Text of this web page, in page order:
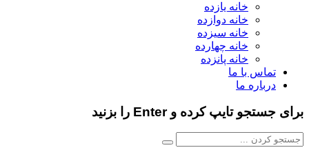
خانه یازده
خانه دوازده
خانه سیزده
خانه چهارده
خانه پانزده
تماس با ما
درباره ما
برای جستجو تایپ کرده و Enter را بزنید